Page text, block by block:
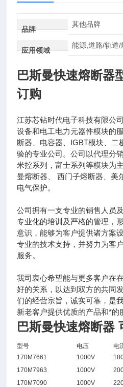
品牌
其他品牌
应用领域
能源,道路/轨道
巴斯曼快速熔断器
订购
江苏芯钻时代电子科技有限公
设备和电工电力元器件模块的
断器、电容器、IGBT模块、二
验的专业公司。公司以代理分
米控系列，富士系列等模块为
曼熔断器、 西门子熔断器、美
电气保护。
公司拥有一支专业的销售人员
专业化的培训及严格的管理，
意识，能够为客户提供诸方案
专业的技术支持，并努力为客
服务。
我司衷心希望能与更多客户在
好的关系，以达到双方的共同
们的经营宗旨，诚实可靠，是
新老客户提供优质的产品和*的
巴斯曼快速熔断器
型号 电压
电
170M7661
1000V
170M7963
1000V
170M7090
1000V